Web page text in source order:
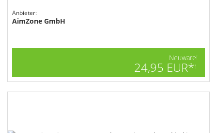
Anbieter:
AimZone GmbH
Neuware!
24,95 EUR*1